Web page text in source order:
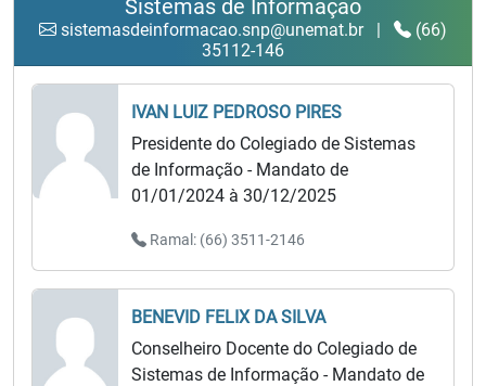
Sistemas de Informação
sistemasdeinformacao.snp@unemat.br |
(66)
35112-146
IVAN LUIZ PEDROSO PIRES
Presidente do Colegiado de Sistemas
de Informação - Mandato de
01/01/2024 à 30/12/2025
Ramal: (66) 3511-2146
BENEVID FELIX DA SILVA
Conselheiro Docente do Colegiado de
Sistemas de Informação - Mandato de